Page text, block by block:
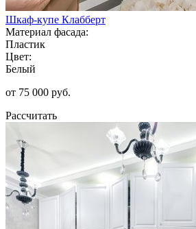
Шкаф-купе Клабберт
Материал фасада:
Пластик
Цвет:
Белый
от 75 000 руб.
Рассчитать